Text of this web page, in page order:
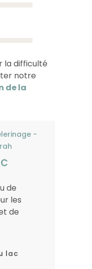
la difficulté
notre
de la
de
les
de
lac